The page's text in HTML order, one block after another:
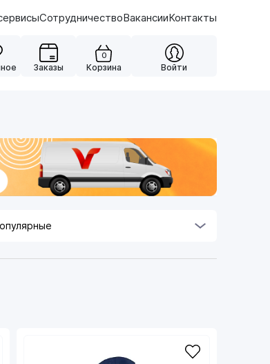
СотрудничествоВакансииКонтакты
Заказы
0
Корзина Войти